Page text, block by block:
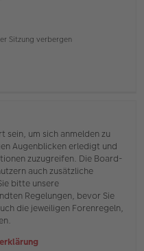
Sitzung verbergen
sein, um sich anmelden zu
Augenblicken erledigt und
zuzugreifen. Die Board-
auch zusätzliche
bitte unsere
Regelungen, bevor Sie
die jeweiligen Forenregeln,